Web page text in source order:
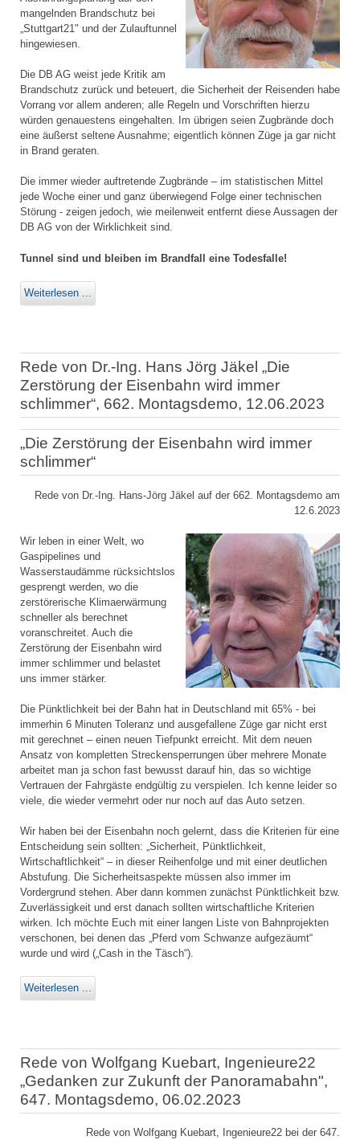
mangelnden Brandschutz bei
„Stuttgart21" und der Zulauftunnel
hingewiesen.
Die DB AG weist jede Kritik am
Brandschutz zurück und beteuert, die Sicherheit der Reisenden habe
Vorrang vor allem anderen; alle Regeln und Vorschriften hierzu
würden genauestens eingehalten. Im übrigen seien Zugbrände doch
eine äußerst seltene Ausnahme; eigentlich können Züge ja gar nicht
in Brand geraten.
Die immer wieder auftretende Zugbrände – im statistischen Mittel
jede Woche einer und ganz überwiegend Folge einer technischen
Störung - zeigen jedoch, wie meilenweit entfernt diese Aussagen der
DB AG von der Wirklichkeit sind.
Tunnel sind und bleiben im Brandfall eine Todesfalle!
Weiterlesen ...
Rede von Dr.-Ing. Hans Jörg Jäkel „Die
Zerstörung der Eisenbahn wird immer
schlimmer“, 662. Montagsdemo, 12.06.2023
„Die Zerstörung der Eisenbahn wird immer
schlimmer“
Rede von Dr.-Ing. Hans-Jörg Jäkel auf der 662. Montagsdemo am
12.6.2023
Wir leben in einer Welt, wo
Gaspipelines und
Wasserstaudämme rücksichtslos
gesprengt werden, wo die
zerstörerische Klimaerwärmung
schneller als berechnet
voranschreitet. Auch die
Zerstörung der Eisenbahn wird
immer schlimmer und belastet
uns immer stärker.
Die Pünktlichkeit bei der Bahn hat in Deutschland mit 65% - bei
immerhin 6 Minuten Toleranz und ausgefallene Züge gar nicht erst
mit gerechnet – einen neuen Tiefpunkt erreicht. Mit dem neuen
Ansatz von kompletten Streckensperrungen über mehrere Monate
arbeitet man ja schon fast bewusst darauf hin, das so wichtige
Vertrauen der Fahrgäste endgültig zu verspielen. Ich kenne leider so
viele, die wieder vermehrt oder nur noch auf das Auto setzen.
Wir haben bei der Eisenbahn noch gelernt, dass die Kriterien für eine
Entscheidung sein sollten: „Sicherheit, Pünktlichkeit,
Wirtschaftlichkeit“ – in dieser Reihenfolge und mit einer deutlichen
Abstufung. Die Sicherheitsaspekte müssen also immer im
Vordergrund stehen. Aber dann kommen zunächst Pünktlichkeit bzw.
Zuverlässigkeit und erst danach sollten wirtschaftliche Kriterien
wirken. Ich möchte Euch mit einer langen Liste von Bahnprojekten
verschonen, bei denen das „Pferd vom Schwanze aufgezäumt“
wurde und wird („Cash in the Täsch“).
Weiterlesen ...
Rede von Wolfgang Kuebart, Ingenieure22
„Gedanken zur Zukunft der Panoramabahn",
647. Montagsdemo, 06.02.2023
Rede von Wolfgang Kuebart, Ingenieure22 bei der 647.